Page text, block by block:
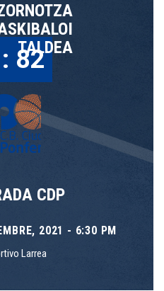
TALDEA
82
CDP
2021 - 6:30 PM
Larrea